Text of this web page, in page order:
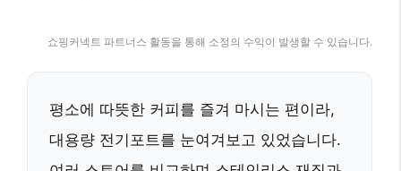
쇼핑커넥트 파트너스 활동을 통해 소정의 수익이 발생할 수 있습니다.
평소에 따뜻한 커피를 즐겨 마시는 편이라,
대용량 전기포트 를 눈여겨보고 있었습니다.